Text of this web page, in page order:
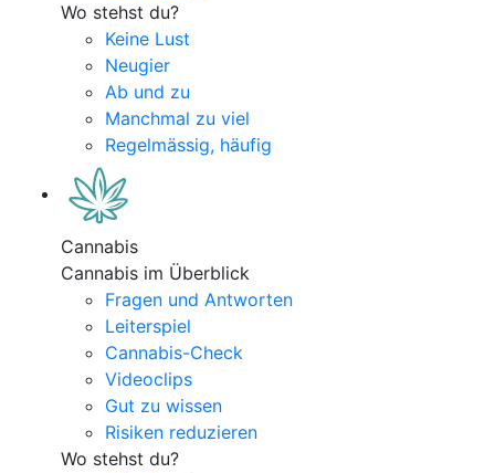
Wo stehst du?
Keine Lust
Neugier
Ab und zu
Manchmal zu viel
Regelmässig, häufig
Cannabis
Cannabis im Überblick
Fragen und Antworten
Leiterspiel
Cannabis-Check
Videoclips
Gut zu wissen
Risiken reduzieren
Wo stehst du?